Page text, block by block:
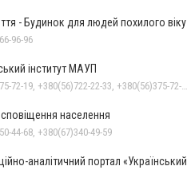
- Будинок для людей похилого віку
96-96
інститут МАУП
населення
44-68, +380(67)340-49-59
аналітичний портал «Український